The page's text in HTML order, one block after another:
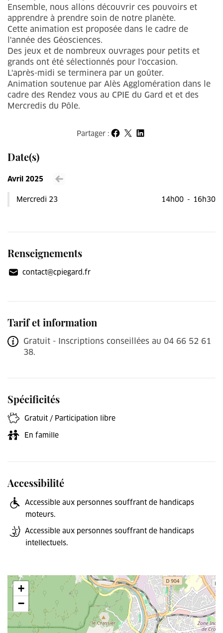
Date(s)
Voir le mois précédent
Avril 2025
Mercredi 23 14h00 - 16h30
Renseignements
contact@cpiegard.fr
Tarif et information
Gratuit - Inscriptions conseillées au 04 66 52 61
38.
Spécificités
Gratuit / Participation libre
En famille
Accessibilité
Accessible aux personnes souffrant de handicaps
intellectuels.
Accessible aux personnes souffrant de handicaps
moteurs.
+
−
Ensemble, nous allons découvrir ces pouvoirs et
apprendre à prendre soin de notre planète.
Cette animation est proposée dans le cadre de
l'année des Géosciences.
Des jeux et de nombreux ouvrages pour petits et
grands ont été sélectionnés pour l'occasion.
L'après-midi se terminera par un goûter.
Animation soutenue par Alès Agglomération dans le
cadre des Rendez vous au CPIE du Gard et et des
Mercredis du Pôle.
Partager :Partager sur Facebook
Partager sur X
Partager sur LinkedIn